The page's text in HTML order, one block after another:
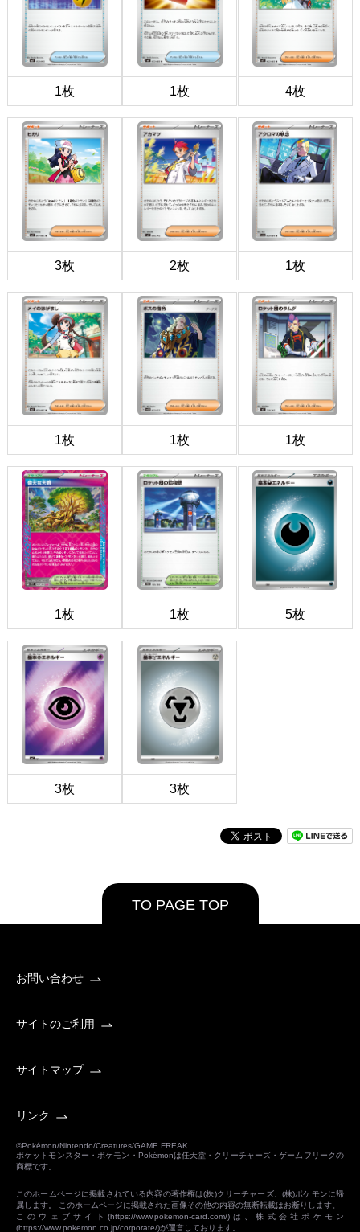
1枚 1枚 4枚
3枚 2枚 1枚
1枚 1枚 1枚
1枚 1枚 5枚
3枚 3枚
TO PAGE TOP
お問い合わせ
サイトのご利用
サイトマップ
リンク
©Pokémon/Nintendo/Creatures/GAME FREAK
ポケットモンスター・ポケモン・Pokémonは任天堂・クリーチャーズ・ゲームフリークの
商標です。
このホームページに掲載されている内容の著作権は(株)クリーチャーズ、(株)ポケモンに帰
属します。 このホームページに掲載された画像その他の内容の無断転載はお断りします。
このウェブサイト(https://www.pokemon-card.com/)は、株式会社ポケモン
(https://www.pokemon.co.jp/corporate/)が運営しております。